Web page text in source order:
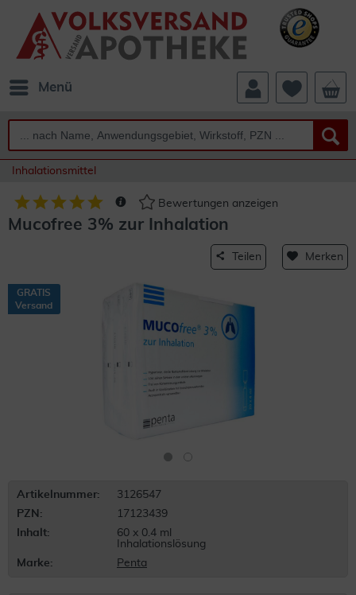
Menü
Inhalationsmittel
Bewertungen anzeigen
Mucofree 3% zur Inhalation
Teilen Merken
GRATIS
Versand
Artikelnummer:
3126547
PZN:
17123439
Inhalt:
60 x 0.4 ml
Inhalationslösung
Marke:
Penta